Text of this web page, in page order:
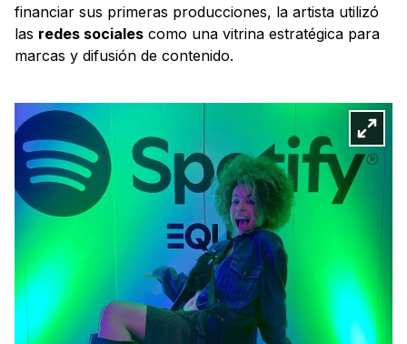
financiar sus primeras producciones, la artista utilizó
las redes sociales como una vitrina estratégica para
marcas y difusión de contenido.